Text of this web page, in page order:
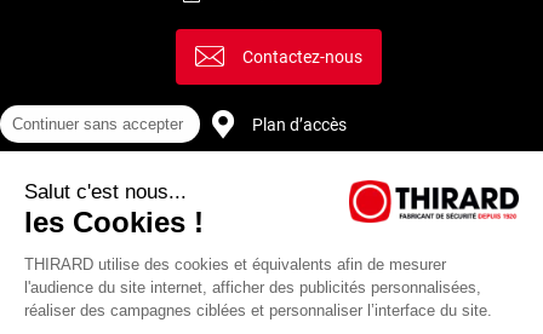
Contactez-nous
Plan d’accès
Continuer sans accepter
Salut c'est nous...
les Cookies !
THIRARD utilise des cookies et équivalents afin de mesurer
l'audience du site internet, afficher des publicités personnalisées,
réaliser des campagnes ciblées et personnaliser l’interface du site.